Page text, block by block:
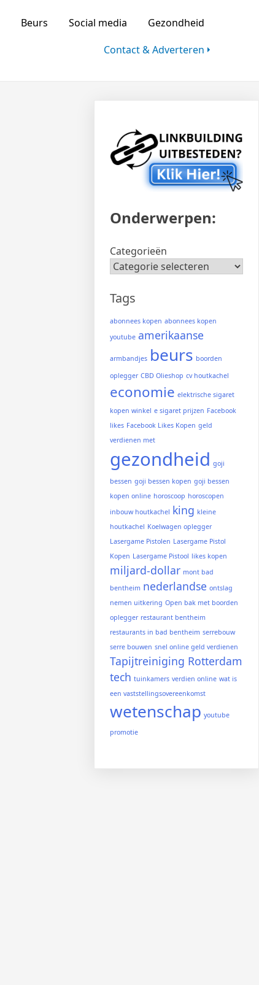
Beurs Social media
Gezondheid
Contact & Adverteren
Onderwerpen:
Categorieën
Tags
abonnees kopen abonnees kopen
youtube amerikaanse
armbandjes beurs boorden
oplegger CBD Olieshop cv houtkachel
economie elektrische sigaret
kopen winkel e sigaret prijzen Facebook
likes Facebook Likes Kopen geld
verdienen met
gezondheid goji
bessen goji bessen kopen goji bessen
kopen online horoscoop horoscopen
inbouw houtkachel king kleine
houtkachel Koelwagen oplegger
Lasergame Pistolen Lasergame Pistol
Kopen Lasergame Pistool likes kopen
miljard-dollar mont bad
bentheim nederlandse ontslag
nemen uitkering Open bak met boorden
oplegger restaurant bentheim
restaurants in bad bentheim serrebouw
serre bouwen snel online geld verdienen
Tapijtreiniging Rotterdam
tech tuinkamers verdien online wat is
een vaststellingsovereenkomst
wetenschap youtube
promotie